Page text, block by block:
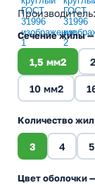
Производитель:
Сечение жилы —
1,5 мм2
10 мм2
Количество
3 4 5
Цвет оболочки